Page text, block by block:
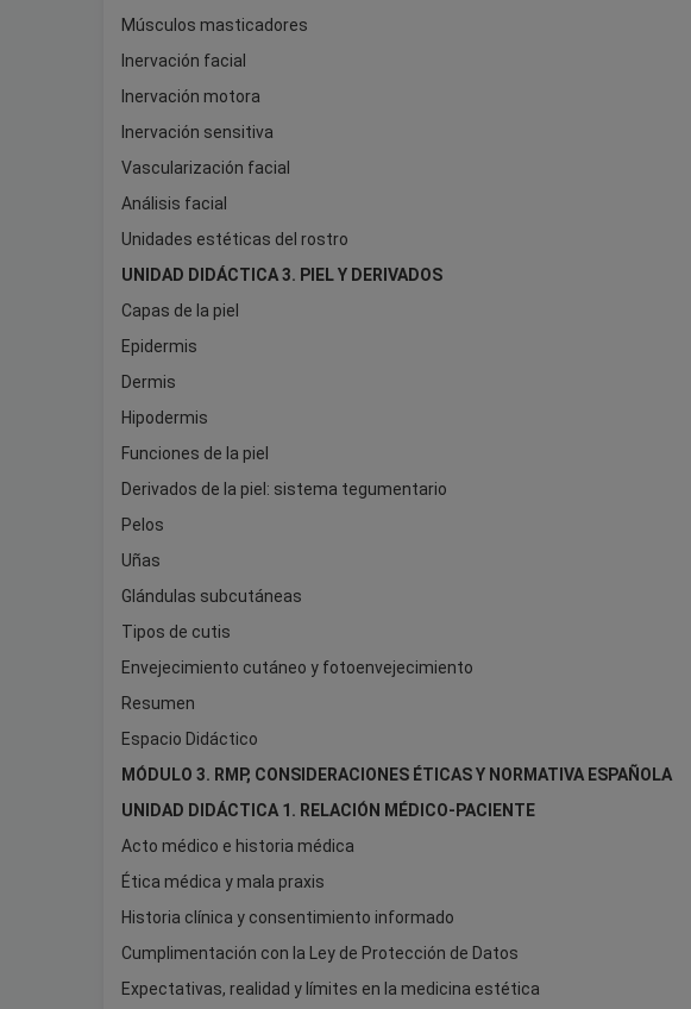
Músculos masticadores
Inervación facial
Inervación motora
Inervación sensitiva
Vascularización facial
Análisis facial
Unidades estéticas del rostro
UNIDAD DIDÁCTICA 3. PIEL Y DERIVADOS
Capas de la piel
Epidermis
Dermis
Hipodermis
Funciones de la piel
Derivados de la piel: sistema tegumentario
Pelos
Uñas
Glándulas subcutáneas
Tipos de cutis
Envejecimiento cutáneo y fotoenvejecimiento
Resumen
Espacio Didáctico
MÓDULO 3. RMP, CONSIDERACIONES ÉTICAS Y NORMATIVA ESPAÑOLA
UNIDAD DIDÁCTICA 1. RELACIÓN MÉDICO-PACIENTE
Acto médico e historia médica
Ética médica y mala praxis
Historia clínica y consentimiento informado
Cumplimentación con la Ley de Protección de Datos
Expectativas, realidad y límites en la medicina estética